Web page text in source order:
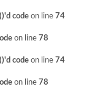
code on line 74
on line 78
code on line 74
on line 78